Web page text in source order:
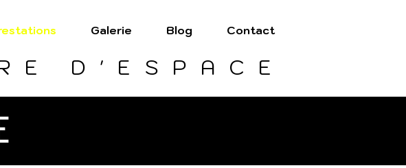
Galerie Blog Contact
D'ESPACE